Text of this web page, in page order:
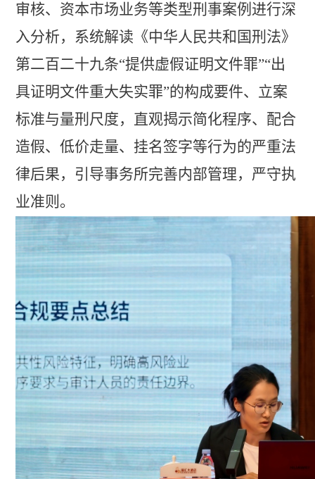
审核、资本市场业务等类型刑事案例 进行深
入分析，系统解读《中华人民共和国刑法》
第二百二十九条“提供虚假证明文件罪”“出
具证明文件重大失实罪”的构成要件、立案
标准与量刑尺度，直观揭示简化程序、配合
造假、低价走量、挂名签字等行为的严重法
律后果，引导事务所完善内部管理，严守执
业准则。